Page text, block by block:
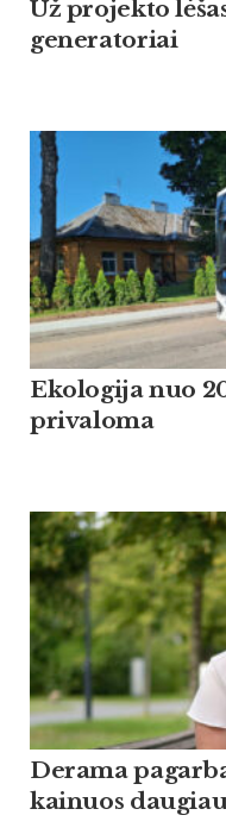
Už projekto
generatoriai
Ekologija nuo
privaloma
Derama
kainuos